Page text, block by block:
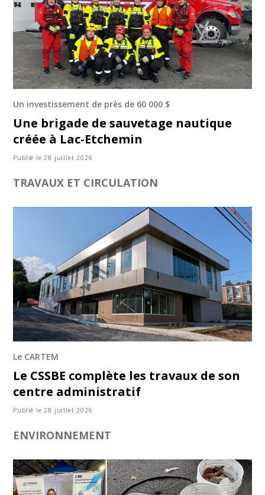
Un investissement de près de 60 000 $
Une brigade de sauvetage nautique
créée à Lac-Etchemin
Publié le 28 juillet 2026
TRAVAUX ET CIRCULATION
Le CARTEM
Le CSSBE complète les travaux de son
centre administratif
Publié le 28 juillet 2026
ENVIRONNEMENT